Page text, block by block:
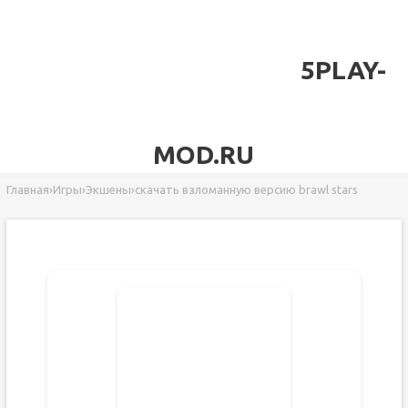
5PLAY-
MOD.RU
Главная›Игры›Экшены›скачать взломанную версию brawl stars